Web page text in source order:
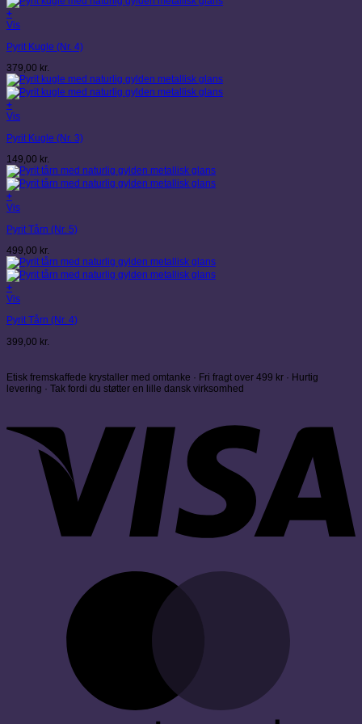
+
Vis
Pyrit Kugle (Nr. 4)
379,00 kr.
+
Vis
Pyrit Kugle (Nr. 3)
149,00 kr.
+
Vis
Pyrit Tårn (Nr. 5)
499,00 kr.
+
Vis
Pyrit Tårn (Nr. 4)
399,00 kr.
Etisk fremskaffede krystaller med omtanke · Fri fragt over 499 kr · Hurtig
levering · Tak fordi du støtter en lille dansk virksomhed